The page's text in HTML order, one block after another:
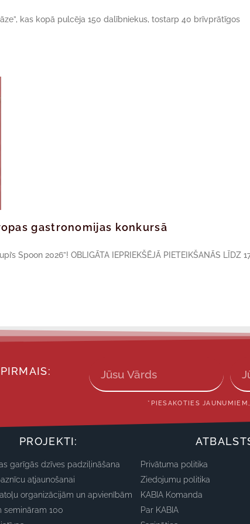
kas kopā pulcēja 150 dalībniekus, tostarp 40 brīvprātīgos
gastronomijas konkursā
Spoon 2026”! OBLIGĀTA IEPRIEKŠĒJĀ PIETEIKŠANĀS LĪDZ
*PIESAKOTIES
PROJEKTI:
garīgās dzīves padziļināšana
atjaunošanai
organizācijām un apvienībām
semināram 100
Privātuma politika
Ziedojumu politika
KABIA Komanda
Par KABIA